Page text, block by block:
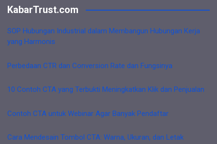
KabarTrust.com
SOP Hubungan Industrial dalam Membangun Hubungan Kerja
yang Harmonis
Perbedaan CTR dan Conversion Rate dan Fungsinya
10 Contoh CTA yang Terbukti Meningkatkan Klik dan Penjualan
Contoh CTA untuk Webinar Agar Banyak Pendaftar
Cara Mendesain Tombol CTA: Warna, Ukuran, dan Letak